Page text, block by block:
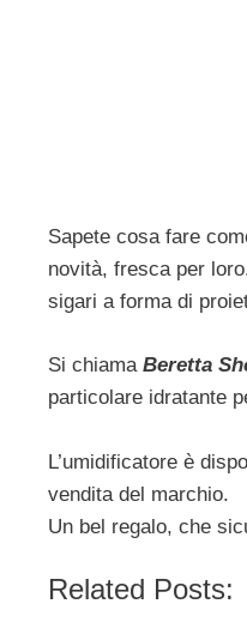
Sapete cosa fare
novità, fresca per
sigari a forma di
Si chiama Beretta
particolare idratante
L’umidificatore è
vendita del marchio.
Un bel regalo, che
Related Posts: